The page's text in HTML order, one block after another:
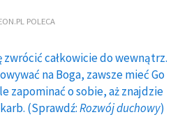
POLECA
zwrócić całkowicie do wewnątrz.
na Boga, zawsze mieć Go
zapominać o sobie, aż znajdzie
(Sprawdź:Rozwój duchowy)